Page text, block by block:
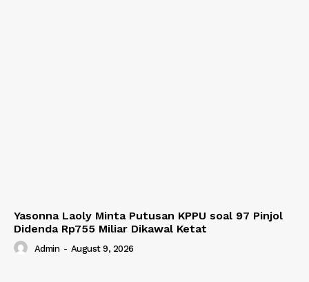
Yasonna Laoly Minta Putusan KPPU soal 97 Pinjol
Didenda Rp755 Miliar Dikawal Ketat
Admin - August 9, 2026